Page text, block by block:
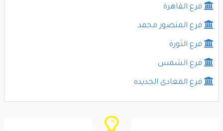
فرع القاهرة
فرع المنصور محمد
فرع الثورة
فرع الشمس
فرع المعادى الجديده